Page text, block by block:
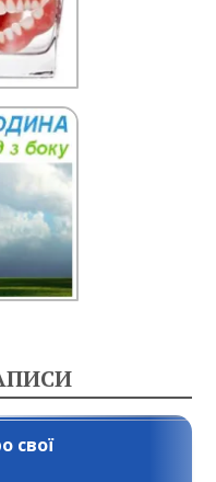
свої